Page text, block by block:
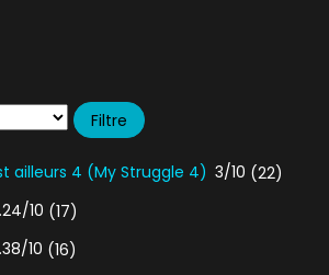
ailleurs 4 (My Struggle 4) 3/10 (22)
10 (17)
10 (16)